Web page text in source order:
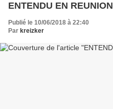
ENTENDU EN REUNION
Publié le 10/06/2018 à 22:40
Par kreizker